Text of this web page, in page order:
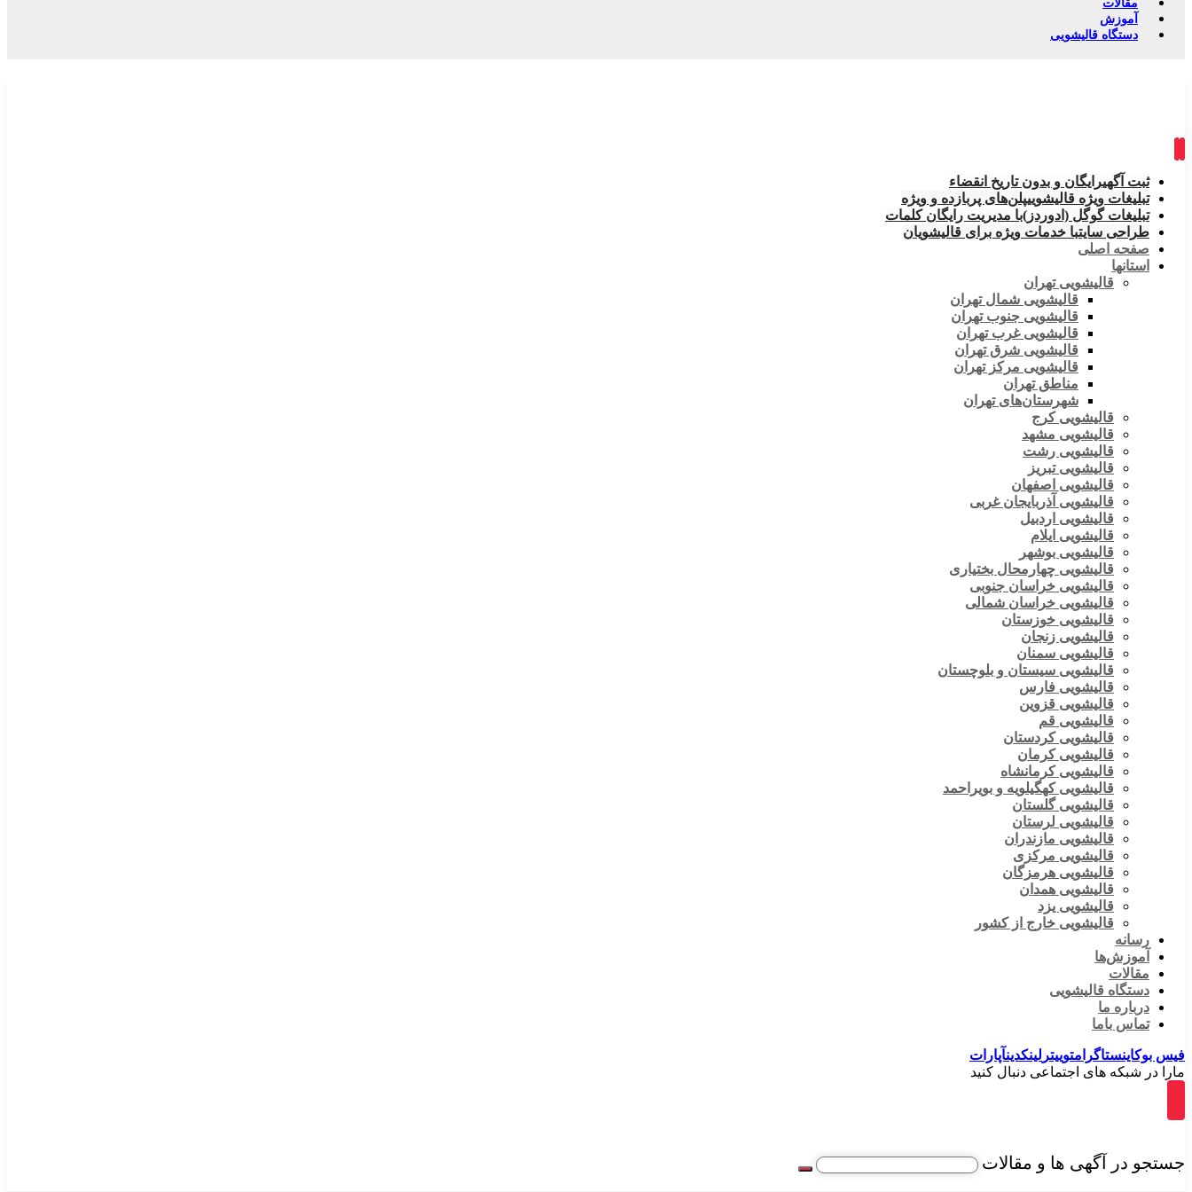
مقالات
آموزش
دستگاه قالیشویی
ثبت آگهیرایگان و بدون تاریخ انقضاء
تبلیغات ویژه قالیشوییپلن‌های پربازده و ویژه
تبلیغات گوگل (ادوردز)با مدیریت رایگان کلمات
طراحی سایتبا خدمات ویژه برای قالیشویان
صفحه اصلی
استانها
قالیشویی تهران
قالیشویی شمال تهران
قالیشویی جنوب تهران
قالیشویی غرب تهران
قالیشویی شرق تهران
قالیشویی مرکز تهران
مناطق تهران
شهرستان‌های تهران
قالیشویی کرج
قالیشویی مشهد
قالیشویی رشت
قالیشویی تبریز
قالیشویی اصفهان
قالیشویی آذربایجان غربی
قالیشویی اردبیل
قالیشویی ایلام
قالیشویی بوشهر
قالیشویی چهارمحال بختیاری
قالیشویی خراسان جنوبی
قالیشویی خراسان شمالی
قالیشویی خوزستان
قالیشویی زنجان
قالیشویی سمنان
قالیشویی سیستان و بلوچستان
قالیشویی فارس
قالیشویی قزوین
قالیشویی قم
قالیشویی کردستان
قالیشویی کرمان
قالیشویی کرمانشاه
قالیشویی کهگیلویه و بویراحمد
قالیشویی گلستان
قالیشویی لرستان
قالیشویی مازندران
قالیشویی مرکزی
قالیشویی هرمزگان
قالیشویی همدان
قالیشویی یزد
قالیشویی خارج از کشور
رسانه
آموزش‌ها
مقالات
دستگاه قالیشویی
درباره ما
تماس باما
فیس بوکاینستاگرامتوییتر لینکدینآپارات
مارا در شبکه های اجتماعی دنبال کنید
جستجو در آگهی ها و مقالات